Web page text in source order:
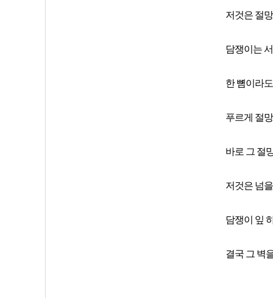
저것은 절
담쟁이는
한 뼘이라
푸르게 절
바로 그 절
저것은 넘
담쟁이 잎
결국 그 벽